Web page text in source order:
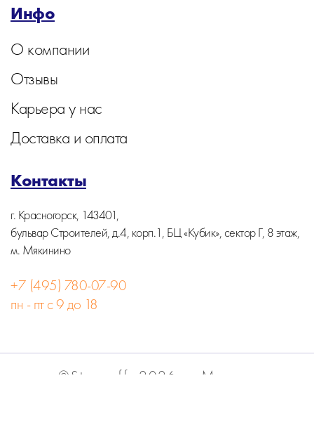
Инфо
О компании
Отзывы
Карьера у нас
Доставка и оплата
Контакты
г. Красногорск, 143401,
бульвар Строителей, д.4, корп.1, БЦ «Кубик», сектор Г, 8 этаж,
м. Мякинино
+7 (495) 780-07-90
пн - пт с 9 до 18
©Stormoff, 2026, г. Москва